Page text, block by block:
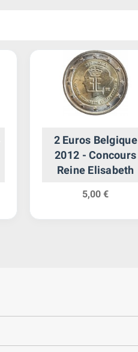
2 Euros Belgique
2012 - Concours
Reine Elisabeth
5,00 €